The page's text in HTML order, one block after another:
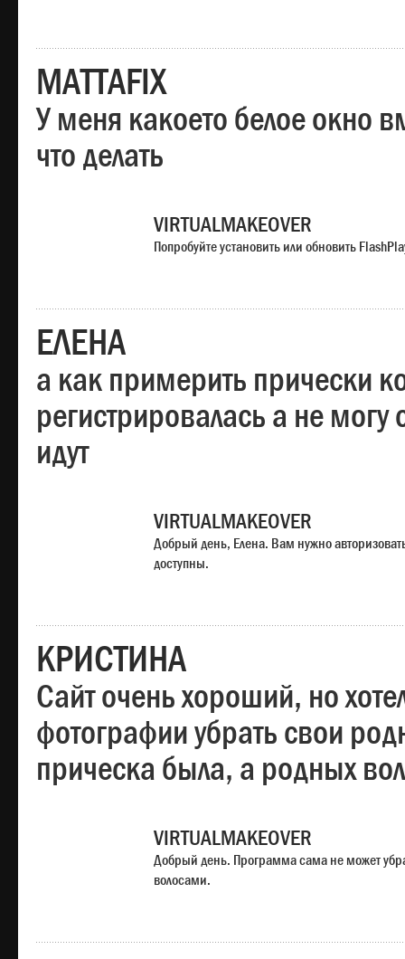
MATTAFIX
У меня какоето белое окно
что делать
VIRTUALMAKEOVER
Попробуйте установить или обновить
ЕЛЕНА
а как примерить прически
регистрировалась а не
идут
VIRTUALMAKEOVER
Добрый день, Елена. Вам нужно
доступны.
КРИСТИНА
Сайт очень хороший, но
фотографии убрать свои
прическа была, а родных
VIRTUALMAKEOVER
Добрый день. Программа сама не может
волосами.